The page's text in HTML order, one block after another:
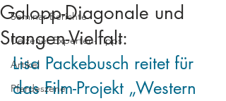
Seminar-Berichte
Uelzener Experten-Tipps
Artikel
Pferdeszene
Galopp-Diagonale und
Stangen-Vielfalt:
Lisa Packebusch reitet für
das Film-Projekt „Western